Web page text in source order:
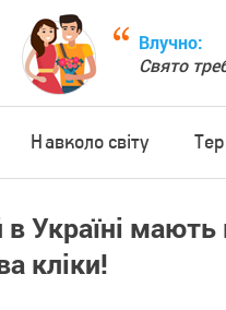
Влучно:
Свято
Навколо світу
Україні мають
кліки!